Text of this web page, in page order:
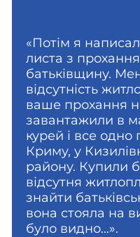
«Потім я
листа з
батьківщину.
відсутність
ваше прохання
завантажили в
курей і все
Криму, у
району. Купили
відсутня
знайти
вона стояла на
було видно…».